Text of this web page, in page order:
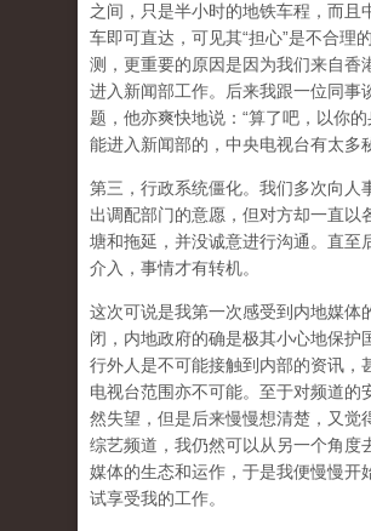
之间，只是半小时的地铁车程，而且
车即可直达，可见其“担心”是不合理
测，更重要的原因是因为我们来自香
进入新闻部工作。后来我跟一位同事
题，他亦爽快地说：“算了吧，以你
能进入新闻部的，中央电视台有太多
第三，行政系统僵化。我们多次向人
出调配部门的意愿，但对方却一直以
塘和拖延，并没诚意进行沟通。直至
介入，事情才有转机。
这次可说是我第一次感受到内地媒体
闭，内地政府的确是极其小心地保护
行外人是不可能接触到内部的资讯，
电视台范围亦不可能。至于对频道的
然失望，但是后来慢慢想清楚，又觉
综艺频道，我仍然可以从另一个角度
媒体的生态和运作，于是我便慢慢开
试享受我的工作。